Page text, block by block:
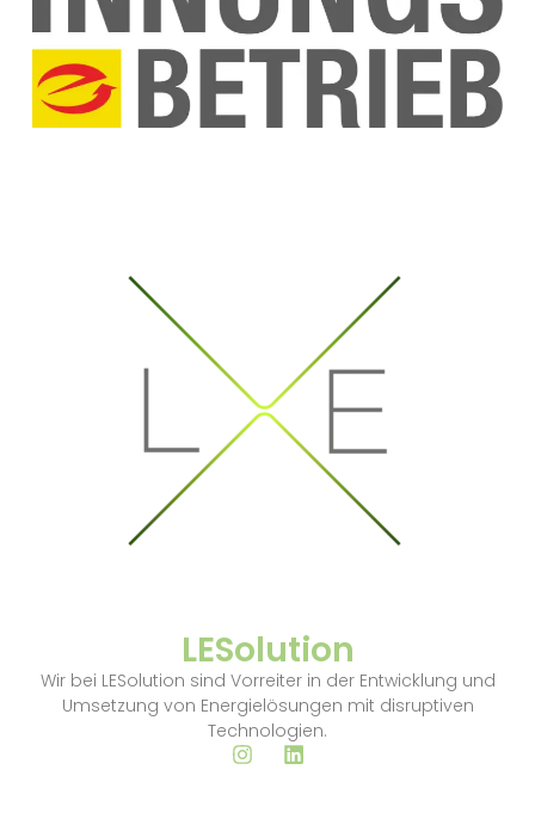
LESolution
Wir bei LESolution sind Vorreiter in der Entwicklung und
Umsetzung von Energielösungen mit disruptiven
Technologien.